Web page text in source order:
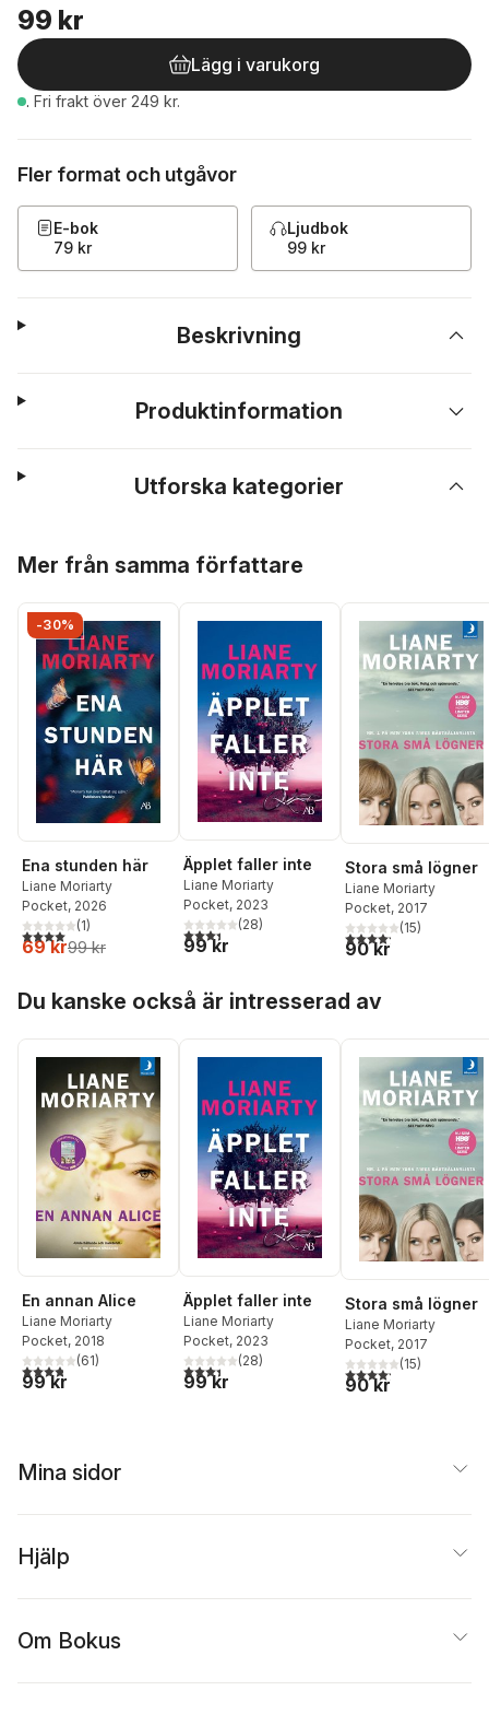
99 kr
Lägg i varukorg
. Fri frakt över 249 kr.
Fler format och utgåvor
E-bok
79 kr
Ljudbok
99 kr
Beskrivning
Produktinformation
Utforska kategorier
Mer från samma författare
-30%
Ena stunden här
Liane Moriarty
Pocket, 2026
4,0utav 5 stjärnor. Totalt antal röster:
(1)
69 kr99 kr
Äpplet faller inte
Liane Moriarty
Pocket, 2023
3,4utav 5 stjärnor. Totalt antal röster:
(28)
99 kr
Stora små lögner
Liane Moriarty
Pocket, 2017
4,2utav 5 stjärnor.
(15)
90 kr
Du kanske också är intresserad av
En annan Alice
Liane Moriarty
Pocket, 2018
3,8utav 5 stjärnor. Totalt antal röster:
(61)
99 kr
Äpplet faller inte
Liane Moriarty
Pocket, 2023
3,4utav 5 stjärnor. Totalt antal röster:
(28)
99 kr
Stora små lögner
Liane Moriarty
Pocket, 2017
4,2utav 5 stjärnor.
(15)
90 kr
Mina sidor
Hjälp
Om Bokus